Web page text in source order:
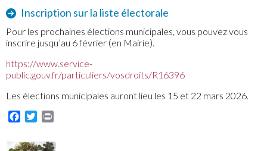
Inscription sur la liste électorale
Pour les prochaines élections municipales, vous pouvez vous
inscrire jusqu’au 6 février (en Mairie).
https://www.service-
public.gouv.fr/particuliers/vosdroits/R16396
Les élections municipales auront lieu les 15 et 22 mars 2026.
Facebook
Twitter